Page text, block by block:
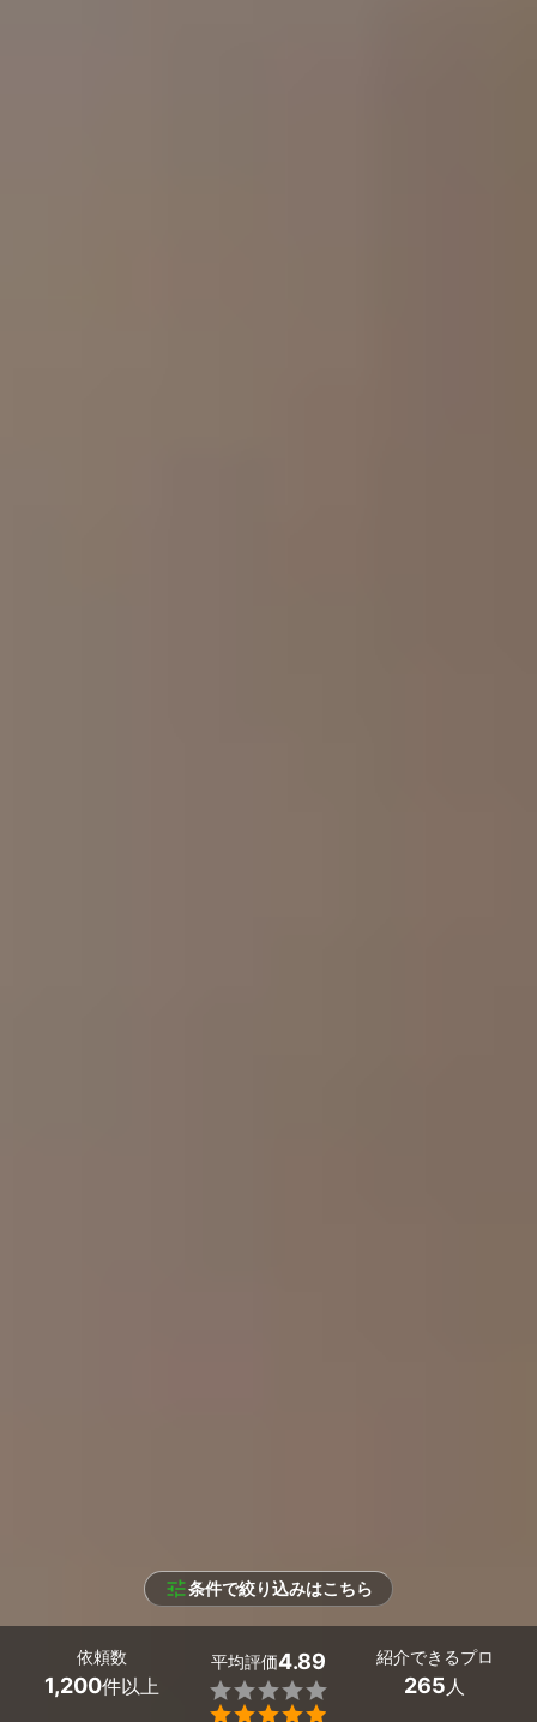
条件で絞り込みはこちら
依頼数
1,200件以上
平均評価4.89


紹介できるプロ
265人